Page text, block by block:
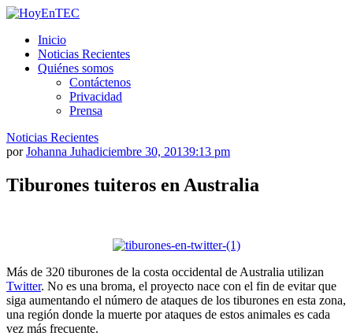
Saltar
contenido.
Inicio
Noticias Recientes
Quiénes somos
Contáctenos
Privacidad
Prensa
Noticias Recientes
porJohanna Juhadiciembre 30, 20139:13 pm
Tiburones tuiteros en Australia
Más de 320 tiburones de la costa occidental de Australia utilizan
Twitter. No es una broma, el proyecto nace con el fin de evitar que
siga aumentando el número de ataques de los tiburones en esta zona,
una región donde la muerte por ataques de estos animales es cada
vez más frecuente.